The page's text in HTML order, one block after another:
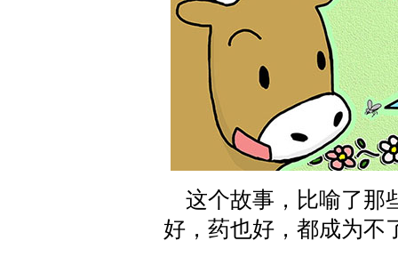
这个故事，比喻了那
好，药也好，都成为不